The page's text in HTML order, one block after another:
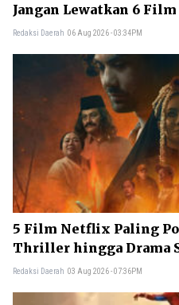
Jangan Lewatkan 6
Redaksi Daerah 06 Aug 2026 - 03:34PM
5 Film Netflix Paling
Thriller hingga Drama
Redaksi Daerah 03 Aug 2026 - 07:36PM